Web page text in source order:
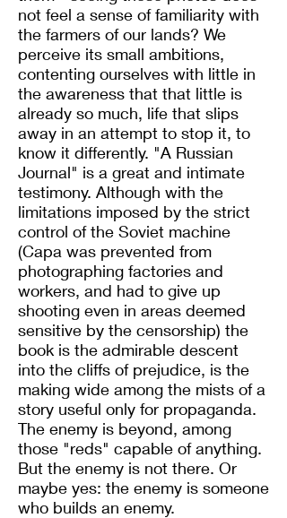
not feel a sense of familiarity with
the farmers of our lands? We
perceive its small ambitions,
contenting ourselves with little in
the awareness that that little is
already so much, life that slips
away in an attempt to stop it, to
know it differently. "A Russian
Journal" is a great and intimate
testimony. Although with the
limitations imposed by the strict
control of the Soviet machine
(Capa was prevented from
photographing factories and
workers, and had to give up
shooting even in areas deemed
sensitive by the censorship) the
book is the admirable descent
into the cliffs of prejudice, is the
making wide among the mists of a
story useful only for propaganda.
The enemy is beyond, among
those "reds" capable of anything.
But the enemy is not there. Or
maybe yes: the enemy is someone
who builds an enemy.